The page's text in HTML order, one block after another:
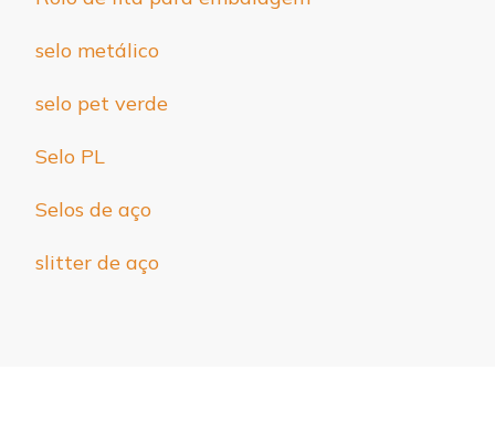
selo metálico
selo pet verde
Selo PL
Selos de aço
slitter de aço